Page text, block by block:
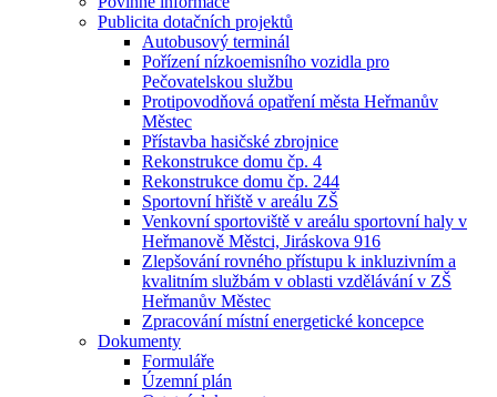
Publicita dotačních projektů
Autobusový terminál
Pořízení nízkoemisního vozidla pro
Pečovatelskou službu
Protipovodňová opatření města Heřmanův
Městec
Přístavba hasičské zbrojnice
Rekonstrukce domu čp. 4
Rekonstrukce domu čp. 244
Sportovní hřiště v areálu ZŠ
Venkovní sportoviště v areálu sportovní haly v
Heřmanově Městci, Jiráskova 916
Zlepšování rovného přístupu k inkluzivním a
kvalitním službám v oblasti vzdělávání v ZŠ
Heřmanův Městec
Zpracování místní energetické koncepce
Dokumenty
Formuláře
Územní plán